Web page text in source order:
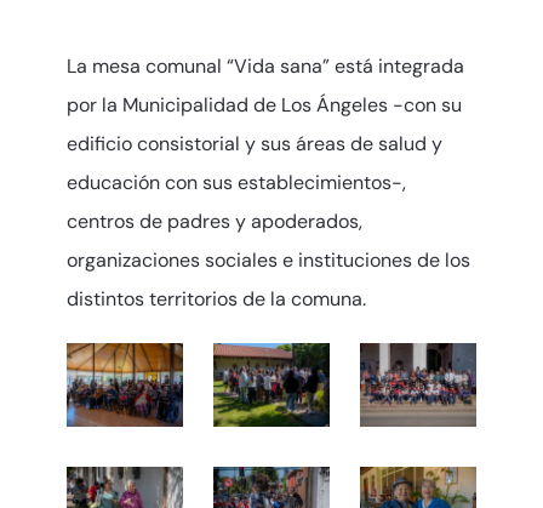
La mesa comunal “Vida sana” está integrada
por la Municipalidad de Los Ángeles -con su
edificio consistorial y sus áreas de salud y
educación con sus establecimientos-,
centros de padres y apoderados,
organizaciones sociales e instituciones de los
distintos territorios de la comuna.